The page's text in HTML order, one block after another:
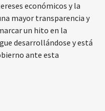
económicos y la
mayor transparencia y
un hito en la
desarrollándose y está
ante esta